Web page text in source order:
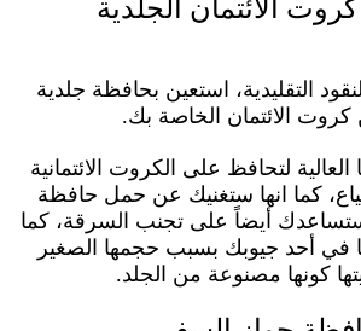
الائتمان الجلدية
التقليدية، استعين بحافظة جلدية
كروت الائتمان الخاصة بك.
العالية لتحافظ على الكروت الائتمانية
كما انها ستغنيك عن حمل حافظة
وستساعدك أيضاً على تجنب السرقة، كما
في أحد جيوبك بسبب حجمها الصغير
كونها مصنوعة من الجلد.